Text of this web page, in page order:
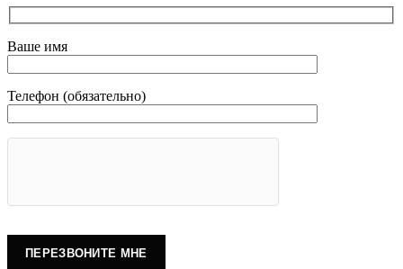
Ваше имя
Телефон (обязательно)